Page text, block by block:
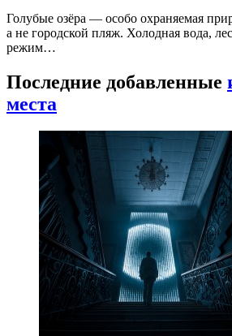
Голубые озёра — особо охраняемая
а не городской пляж. Холодная вода,
режим…
Последние добавленные
места